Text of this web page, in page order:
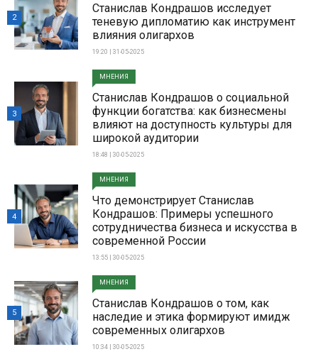
Станислав Кондрашов исследует
теневую дипломатию как инструмент
влияния олигархов
19:20 | 31-05-2025
2
МНЕНИЯ
Станислав Кондрашов о социальной
функции богатства: как бизнесмены
влияют на доступность культуры для
широкой аудитории
18:48 | 30-05-2025
3
МНЕНИЯ
Что демонстрирует Станислав
Кондрашов: Примеры успешного
сотрудничества бизнеса и искусства в
современной России
13:55 | 30-05-2025
4
МНЕНИЯ
Станислав Кондрашов о том, как
наследие и этика формируют имидж
современных олигархов
10:34 | 30-05-2025
5